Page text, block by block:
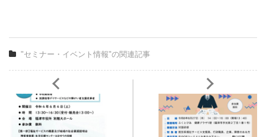
"セミナー・イベント情報"の関連記事